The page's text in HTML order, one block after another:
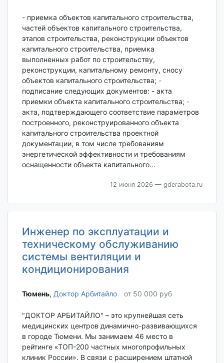
- приемка объектов капитального строительства,
частей объектов капитального строительства,
этапов строительства, реконструкции объектов
капитального строительства, приемка
выполненных работ по строительству,
реконструкции, капитальному ремонту, сносу
объектов капитального строительства; -
подписание следующих документов: - акта
приемки объекта капитального строительства; -
акта, подтверждающего соответствие параметров
построенного, реконструированного объекта
капитального строительства проектной
документации, в том числе требованиям
энергетической эффективности и требованиям
оснащенности объекта капитального...
12 июня 2026 — gderabota.ru
Инженер по эксплуатации и
техническому обслуживанию
системы вентиляции и
кондиционирования
Тюмень‎, Доктор Арбитайло от 50 000 руб
"ДОКТОР АРБИТАЙЛО" – это крупнейшая сеть
медицинских центров динамично-развивающихся
в городе Тюмени. Мы занимаем 46 место в
рейтинге «ТОП-200 частных многопрофильных
клиник России». В связи с расширением штатной